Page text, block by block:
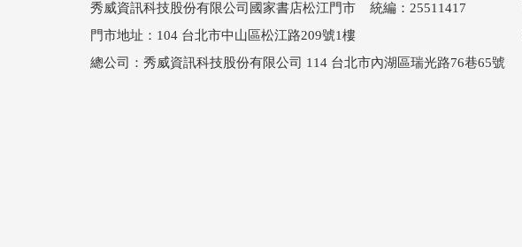
秀威資訊科技股份有限公司國家書店松江門市 統編：25511417
門市地址：104 台北市中山區松江路209號1樓
總公司：秀威資訊科技股份有限公司 114 台北市內湖區瑞光路76巷65號